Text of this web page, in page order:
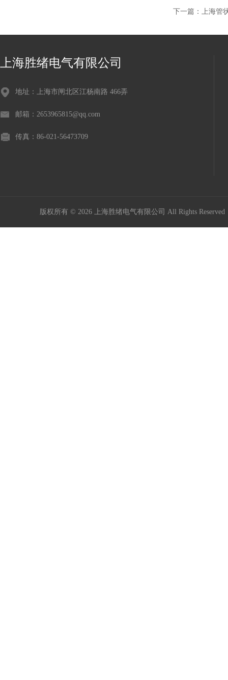
下一篇： 上海管
上海胜绪电气有限公司
地址：上海市闸北区江杨南路 466弄
邮箱：2653965815@qq.com
传真：86-021-56473709
版权所有 © 2026 上海胜绪电气有限公司 All Rights